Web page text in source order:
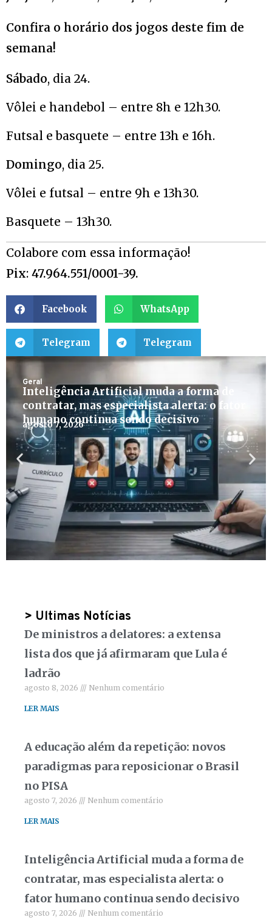
Confira o horário dos jogos deste fim de
semana!
Sábado, dia 24.
Vôlei e handebol – entre 8h e 12h30.
Futsal e basquete – entre 13h e 16h.
Domingo, dia 25.
Vôlei e futsal – entre 9h e 13h30.
Basquete – 13h30.
Colabore com essa informação!
Pix: 47.964.551/0001-39.
Facebook WhatsApp
Telegram Telegram
Geral
Inteligência Artificial muda a forma de
contratar, mas especialista alerta: o fator
humano continua sendo decisivo
agosto 7, 2026
> Ultimas Notícias
De ministros a delatores: a extensa
lista dos que já afirmaram que Lula é
ladrão
agosto 8, 2026 Nenhum comentário
LER MAIS
A educação além da repetição: novos
paradigmas para reposicionar o Brasil
no PISA
agosto 7, 2026 Nenhum comentário
LER MAIS
Inteligência Artificial muda a forma de
contratar, mas especialista alerta: o
fator humano continua sendo decisivo
agosto 7, 2026 Nenhum comentário